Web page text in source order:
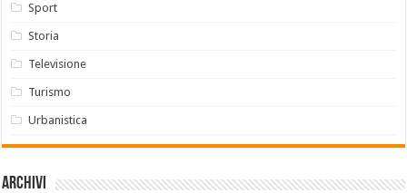
Sport
Storia
Televisione
Turismo
Urbanistica
Archivi